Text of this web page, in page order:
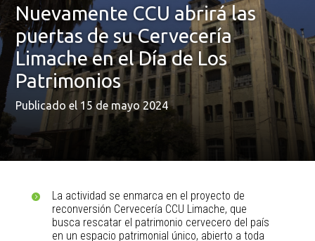
Nuevamente CCU abrirá las
puertas de su Cervecería
Limache en el Día de Los
Patrimonios
Publicado el 15 de mayo 2024
La actividad se enmarca en el proyecto de
reconversión Cervecería CCU Limache, que
busca rescatar el patrimonio cervecero del país
en un espacio patrimonial único, abierto a toda